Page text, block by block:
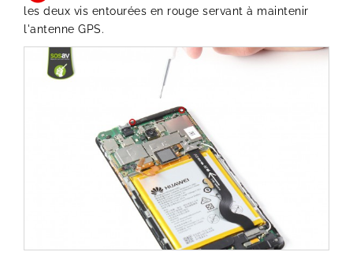
les deux vis entourées en rouge servant à maintenir
l'antenne GPS.